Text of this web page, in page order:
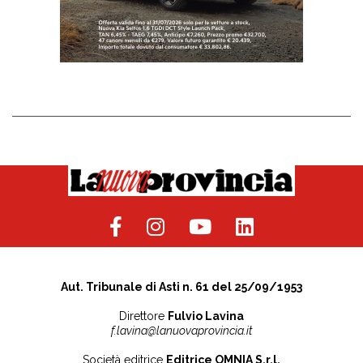
Aut. Tribunale di Asti n. 61 del 25/09/1953
Direttore Fulvio Lavina
f.lavina@lanuovaprovincia.it
Società editrice Editrice OMNIA S.r.l.